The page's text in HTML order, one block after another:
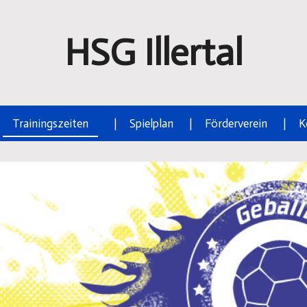
HSG Illertal
Trainingszeiten Spielplan Förderverein